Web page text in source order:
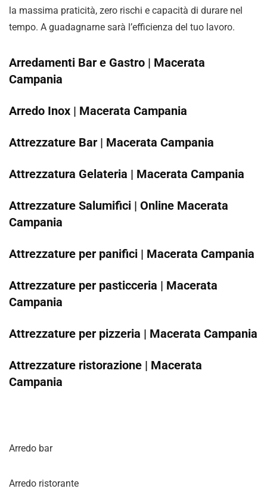
la massima praticità, zero rischi e capacità di durare nel
tempo. A guadagnarne sarà l’efficienza del tuo lavoro.
Arredamenti Bar e Gastro | Macerata
Campania
Arredo Inox | Macerata Campania
Attrezzature Bar | Macerata Campania
Attrezzatura Gelateria | Macerata Campania
Attrezzature Salumifici | Online Macerata
Campania
Attrezzature per panifici | Macerata Campania
Attrezzature per pasticceria | Macerata
Campania
Attrezzature per pizzeria | Macerata Campania
Attrezzature ristorazione | Macerata
Campania
Arredo bar
Arredo ristorante